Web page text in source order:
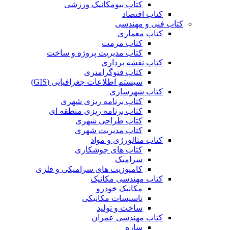
کتاب بیومکانیک ورزشی
کتاب اقتصاد
کتاب فنی و مهندسی
کتاب معماری
کتاب مرمت
کتاب مدیریت پروژه و ساخت
کتاب نقشه برداری
کتاب فتوگرامتری
سیستم اطلاعات جغرافیایی (GIS)
کتاب شهرسازی
کتاب برنامه ریزی شهری
کتاب برنامه ریزی منطقه ای
کتاب طراحی شهری
کتاب مدیریت شهری
کتاب متالورژی و مواد
کتاب های جوشکاری
سرامیک
کامپوزیت های سرامیکی و فلزی
کتاب مهندسی مکانیک
مکانیک خودرو
تاسیسات مکانیکی
ساخت و تولید
کتاب مهندسی عمران
سازه